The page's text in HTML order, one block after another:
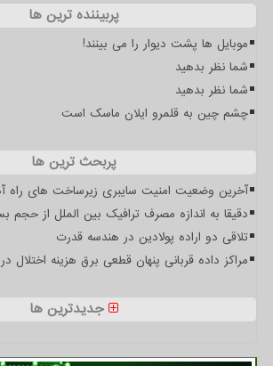
پربیننده ترین ها
موبایل ها پشت دیوار را می بینند!
شما نظر بدهید
شما نظر بدهید
چشم چین به قلمرو ایلان ماسک است
پربحث ترین ها
آخرین وضعیت امنیت سایبری زیرساخت های راه
دقیقا به اندازه مصرف ترافیک بین الملل از
تلاقی دو اراده پولادین در هندسه قدرت
مراکز داده قربانی پنهان قطعی برق هزینه اختلال
جدیدترین ها